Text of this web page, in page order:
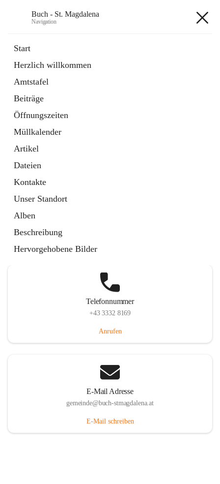
Buch - St. Magdalena
Navigation
Start
Herzlich willkommen
Amtstafel
Beiträge
Öffnungszeiten
Müllkalender
Artikel
Dateien
Kontakte
Unser Standort
Alben
Beschreibung
Hervorgehobene Bilder
11 Schnellzugriffe
Bürgerservice
10 Schnellzugriffe
Telefonnummer
+43 3332 8169
Anrufen
E-Mail Adresse
gemeinde@buch-stmagdalena.at
E-Mail schreiben